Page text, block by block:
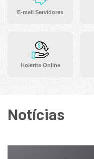
E-mail Servidores
Holerite Online
Notícias